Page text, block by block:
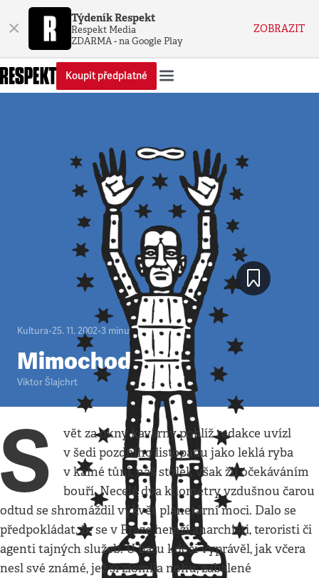
× Týdeník Respekt
Respekt Media
ZDARMA - na Google Play
ZOBRAZIT
Koupit předplatné
Kultura•25. 11. 2002•3 minuty
Mimochodem
Viktor Šlajchrt
S
vět za okny kavárny poblíž redakce uvízl
v šedi pozdního listopadu jako leklá ryba
v kalné tůni, náš stolek však žil očekáváním
bouří. Necelé dva kilometry vzdušnou čarou
odtud se shromáždil výkvět planetární moci. Dalo se
předpokládat, že se v Praze hemží anarchisti, teroristi či
agenti tajných služeb. U baru kdosi vyprávěl, jak včera
nesl své známé, jež si zlomila nohu, zabalené